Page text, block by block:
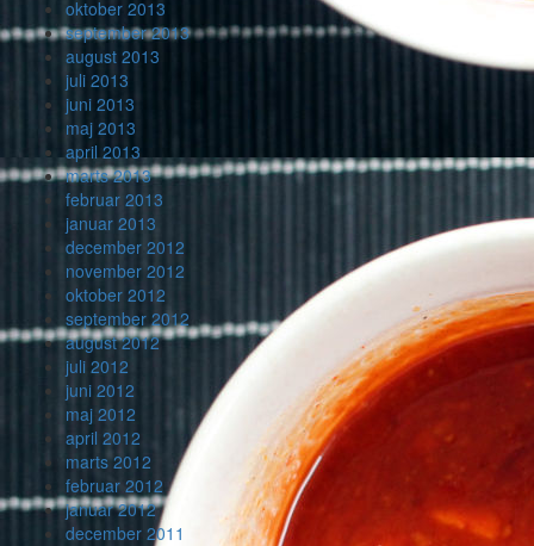
oktober 2013
september 2013
august 2013
juli 2013
juni 2013
maj 2013
april 2013
marts 2013
februar 2013
januar 2013
december 2012
november 2012
oktober 2012
september 2012
august 2012
juli 2012
juni 2012
maj 2012
april 2012
marts 2012
februar 2012
januar 2012
december 2011